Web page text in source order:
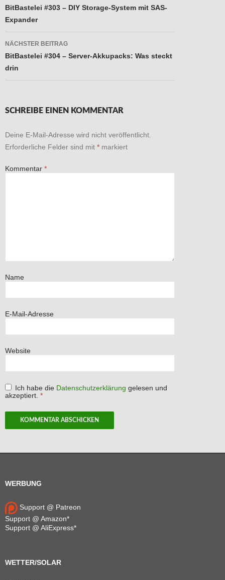
BitBastelei #303 – DIY Storage-System mit SAS-
Expander
NÄCHSTER BEITRAG
BitBastelei #304 – Server-Akkupacks: Was steckt
drin
SCHREIBE EINEN KOMMENTAR
Deine E-Mail-Adresse wird nicht veröffentlicht.
Erforderliche Felder sind mit * markiert
Kommentar *
Name
E-Mail-Adresse
Website
Ich habe die Datenschutzerklärung gelesen und
akzeptiert. *
WERBUNG
Support @ Patreon
Support @ Amazon*
Support @ AliExpress*
WETTER/SOLAR